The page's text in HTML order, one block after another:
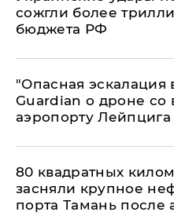
сожгли более
бюджета РФ
"Опасная эскалация
Guardian о дроне со
аэропорту Лейпцига
80 квадратных
засняли крупное
порта Тамань после